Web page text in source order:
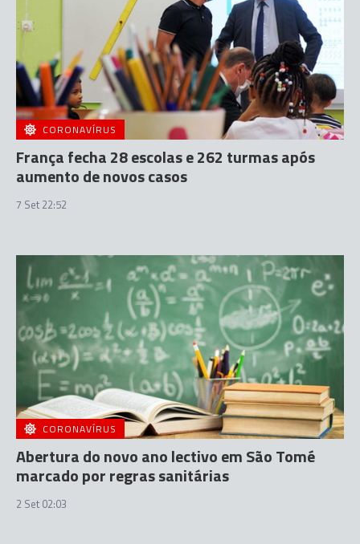
CORONAVÍRUS
França fecha 28 escolas e 262 turmas após
aumento de novos casos
7 Set 22:52
CORONAVÍRUS
Abertura do novo ano lectivo em São Tomé
marcado por regras sanitárias
2 Set 02:03